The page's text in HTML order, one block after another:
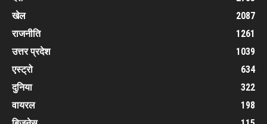
खेल
2087
राजनीति
1261
उत्तर प्रदेश
1039
एस्ट्रो
634
दुनिया
322
वायरल
198